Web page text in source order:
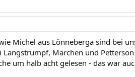
Michel aus Lönneberga sind bei
Langstrumpf, Märchen und
um halb acht gelesen - das war